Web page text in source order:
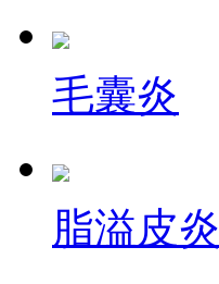
毛囊炎
脂溢皮炎